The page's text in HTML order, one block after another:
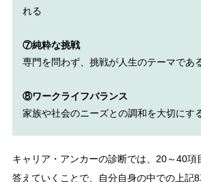
れる
⑦純粋な挑戦
専門を問わず、挑戦が人生のテーマであ
⑧ワークライフバランス
家族や社会のニーズとの調和を大切にす
キャリア・アンカーの診断では、20～40項
答えていくことで、自分自身の中での上記